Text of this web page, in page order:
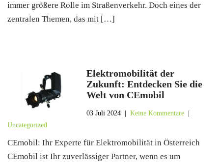
immer größere Rolle im Straßenverkehr. Doch eines der
zentralen Themen, das mit […]
Elektromobilität der
Zukunft: Entdecken Sie die
Welt von CEmobil
03 Juli 2024 |Keine Kommentare
Uncategorized
CEmobil: Ihr Experte für Elektromobilität in Österreich
CEmobil ist Ihr zuverlässiger Partner, wenn es um